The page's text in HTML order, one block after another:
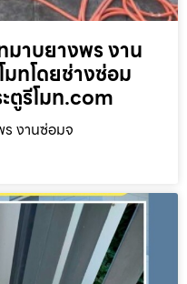
มาบยางพร งาน
ทโดยช่างซ่อม
ตูรีโมท.com
ร งานซ่อมจ